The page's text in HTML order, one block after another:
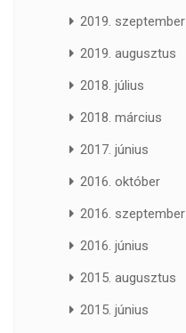
2019. szeptember
2019. augusztus
2018. július
2018. március
2017. június
2016. október
2016. szeptember
2016. június
2015. augusztus
2015. június